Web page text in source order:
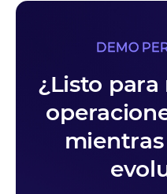
DEMO
¿Listo